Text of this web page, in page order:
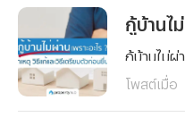
โพสต์เมื่อ